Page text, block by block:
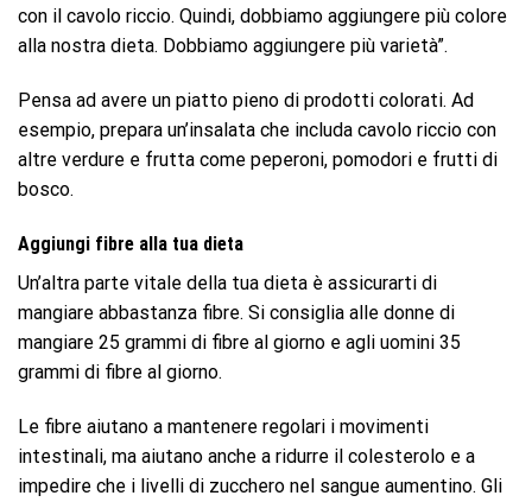
con il cavolo riccio. Quindi, dobbiamo aggiungere più colore
alla nostra dieta. Dobbiamo aggiungere più varietà”.
Pensa ad avere un piatto pieno di prodotti colorati. Ad
esempio, prepara un’insalata che includa cavolo riccio con
altre verdure e frutta come peperoni, pomodori e frutti di
bosco.
Aggiungi fibre alla tua dieta
Un’altra parte vitale della tua dieta è assicurarti di
mangiare abbastanza fibre. Si consiglia alle donne di
mangiare 25 grammi di fibre al giorno e agli uomini 35
grammi di fibre al giorno.
Le fibre aiutano a mantenere regolari i movimenti
intestinali, ma aiutano anche a ridurre il colesterolo e a
impedire che i livelli di zucchero nel sangue aumentino. Gli